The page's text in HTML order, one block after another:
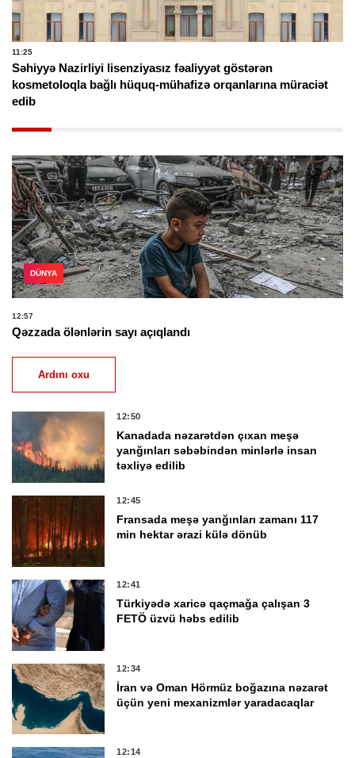
11:25
Səhiyyə Nazirliyi lisenziyasız fəaliyyət göstərən
kosmetoloqla bağlı hüquq-mühafizə orqanlarına müraciət
edib
DÜNYA
12:57
Qəzzada ölənlərin sayı açıqlandı
Ardını oxu
12:50
Kanadada nəzarətdən çıxan meşə
yanğınları səbəbindən minlərlə insan
təxliyə edilib
12:45
Fransada meşə yanğınları zamanı 117
min hektar ərazi külə dönüb
12:41
Türkiyədə xaricə qaçmağa çalışan 3
FETÖ üzvü həbs edilib
12:34
İran və Oman Hörmüz boğazına nəzarət
üçün yeni mexanizmlər yaradacaqlar
12:14